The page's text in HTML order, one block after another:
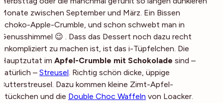
Monate zwischen September und März. Ein Bissen
Schoko-Apple-Crumble, und schon schwebt man in
Genusshimmel 😉 . Dass das Dessert noch dazu recht
unkompliziert zu machen ist, ist das i-Tüpfelchen. Die
Hauptzutat im Apfel-Crumble mit Schokolade sind –
natürlich – Streusel. Richtig schön dicke, üppige
Butterstreusel. Dazu kommen kleine Zimt-Apfel-
Stückchen und die Double Choc Waffeln von Loacker.